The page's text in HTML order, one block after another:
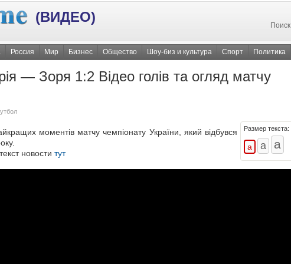
(ВИДЕО)
Поиск
Россия Мир Бизнес Общество Шоу-биз и культура Спорт Политика
— Зоря 1:2 Відео голів та огляд матчу
Размер текста:
моментів матчу чемпіонату України, який відбувся
новости тут